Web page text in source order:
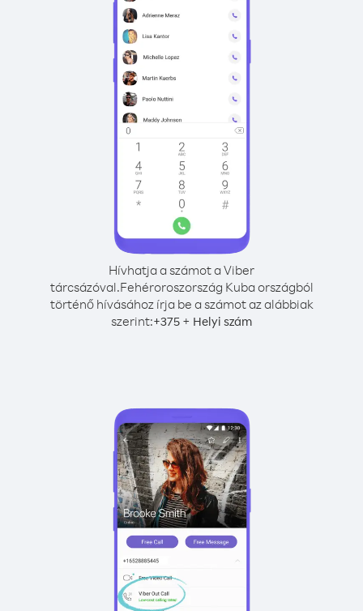
Hívhatja a számot a Viber
tárcsázóval.Fehéroroszország Kuba országból
történő hívásához írja be a számot az alábbiak
szerint:+375 + Helyi szám